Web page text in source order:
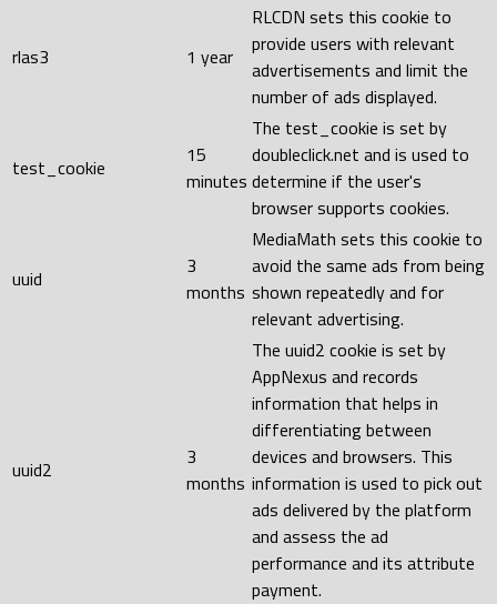
rlas3 1 year
RLCDN sets this cookie to
provide users with relevant
advertisements and limit the
number of ads displayed.
test_cookie
15
minutes
The test_cookie is set by
doubleclick.net and is used to
determine if the user's
browser supports cookies.
uuid
3
months
MediaMath sets this cookie to
avoid the same ads from being
shown repeatedly and for
relevant advertising.
uuid2
3
months
The uuid2 cookie is set by
AppNexus and records
information that helps in
differentiating between
devices and browsers. This
information is used to pick out
ads delivered by the platform
and assess the ad
performance and its attribute
payment.